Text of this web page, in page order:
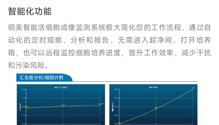
智能化功能
明美智能活细胞成像监测系统极大简化您的工作流程，通过自
动化的定时观察、分析和报告，无需进入超净间、打开培养
箱，也可以远程监控细胞培养进度，提升工作效率，减少干扰
和污染风险。